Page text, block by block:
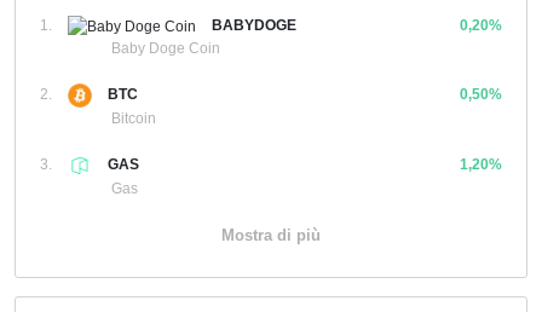
1.
BABYDOGE
Baby Doge Coin
0,20%
2.
BTC
Bitcoin
0,50%
3.
GAS
Gas
1,20%
Mostra di più